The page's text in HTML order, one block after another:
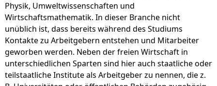
Physik, Umweltwissenschaften und
Wirtschaftsmathematik. In dieser Branche nicht
unüblich ist, dass bereits während des Studiums
Kontakte zu Arbeitgebern entstehen und Mitarbeiter
geworben werden. Neben der freien Wirtschaft in
unterschiedlichen Sparten sind hier auch staatliche oder
teilstaatliche Institute als Arbeitgeber zu nennen, die z.